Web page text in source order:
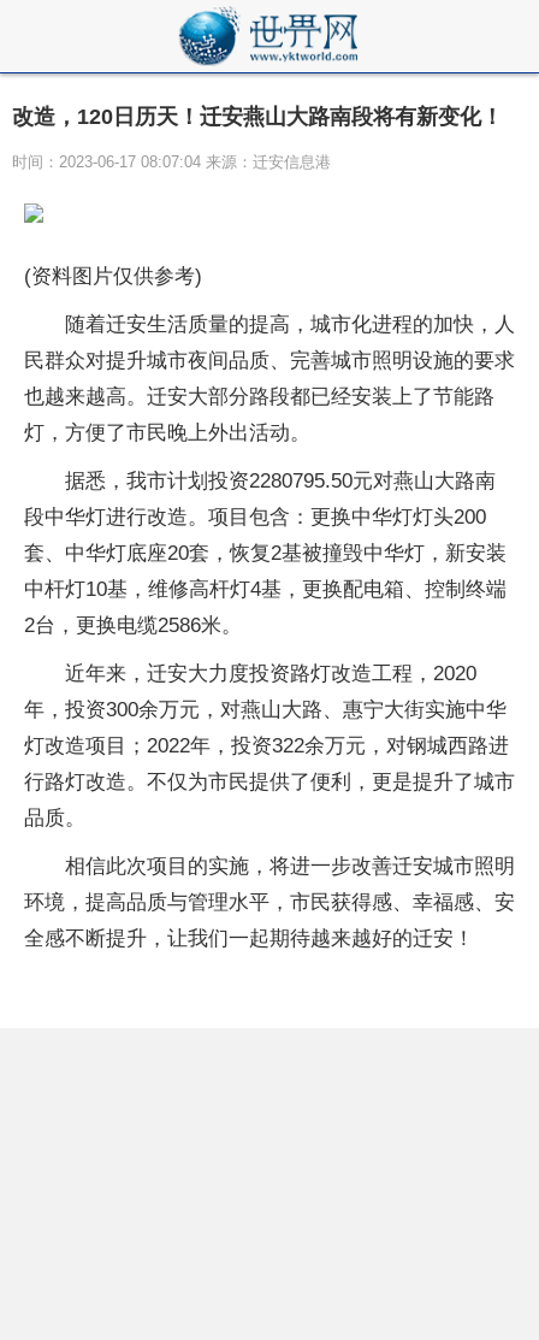
改造，120日历天！迁安燕山大路南段将有新变化！​
时间：2023-06-17 08:07:04 来源：迁安信息港
(资料图片仅供参考)
随着迁安生活质量的提高，城市化进程的加快，人
民群众对提升城市夜间品质、完善城市照明设施的要求
也越来越高。迁安大部分路段都已经安装上了节能路
灯，方便了市民晚上外出活动。
据悉，我市计划投资2280795.50元对燕山大路南
段中华灯进行改造。项目包含：更换中华灯灯头200
套、中华灯底座20套，恢复2基被撞毁中华灯，新安装
中杆灯10基，维修高杆灯4基，更换配电箱、控制终端
2台，更换电缆2586米。
近年来，迁安大力度投资路灯改造工程，2020
年，投资300余万元，对燕山大路、惠宁大街实施中华
灯改造项目；2022年，投资322余万元，对钢城西路进
行路灯改造。不仅为市民提供了便利，更是提升了城市
品质。
相信此次项目的实施，将进一步改善迁安城市照明
环境，提高品质与管理水平，市民获得感、幸福感、安
全感不断提升，让我们一起期待越来越好的迁安！